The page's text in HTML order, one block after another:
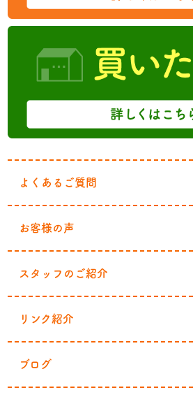
よくあるご質問
お客様の声
スタッフのご紹介
リンク紹介
ブログ